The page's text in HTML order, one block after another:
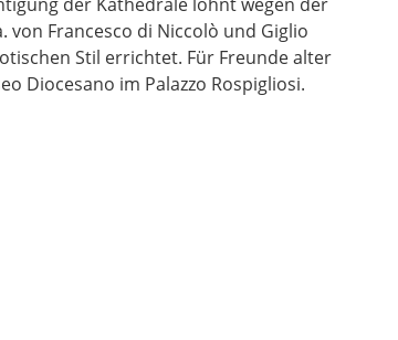
von Francesco di Niccolò und Giglio
Stil errichtet. Für Freunde alter
Diocesano im Palazzo Rospigliosi.